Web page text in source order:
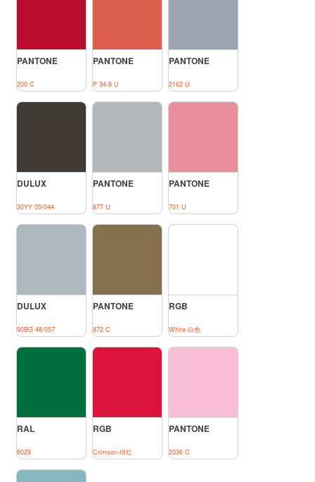
PANTONE
200 C
PANTONE
P 34-8 U
PANTONE
2162 U
DULUX
30YY 05/044
PANTONE
877 U
PANTONE
701 U
DULUX
90BG 48/057
PANTONE
872 C
RGB
White-白色
RAL
6029
RGB
Crimson-绯红
PANTONE
2036 C